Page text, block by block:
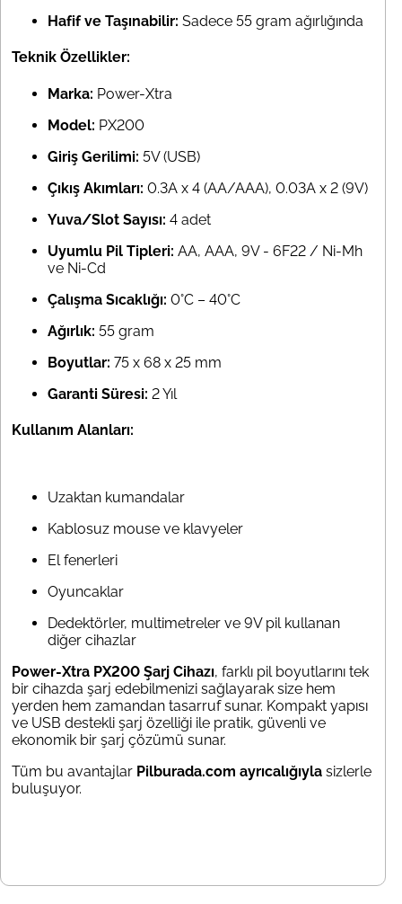
Hafif ve Taşınabilir: Sadece 55 gram ağırlığında
Teknik Özellikler:
Marka: Power-Xtra
Model: PX200
Giriş Gerilimi: 5V (USB)
Çıkış Akımları: 0.3A x 4 (AA/AAA), 0.03A x 2 (9V)
Yuva/Slot Sayısı: 4 adet
Uyumlu Pil Tipleri: AA, AAA, 9V - 6F22 / Ni-Mh
ve Ni-Cd
Çalışma Sıcaklığı: 0°C – 40°C
Ağırlık: 55 gram
Boyutlar: 75 x 68 x 25 mm
Garanti Süresi: 2 Yıl
Kullanım Alanları:
Uzaktan kumandalar
Kablosuz mouse ve klavyeler
El fenerleri
Oyuncaklar
Dedektörler, multimetreler ve 9V pil kullanan
diğer cihazlar
Power-Xtra PX200 Şarj Cihazı, farklı pil boyutlarını tek
bir cihazda şarj edebilmenizi sağlayarak size hem
yerden hem zamandan tasarruf sunar. Kompakt yapısı
ve USB destekli şarj özelliği ile pratik, güvenli ve
ekonomik bir şarj çözümü sunar.
Tüm bu avantajlar Pilburada.com ayrıcalığıyla sizlerle
buluşuyor.